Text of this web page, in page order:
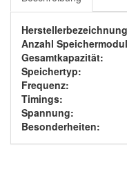
Anzahl
Gesamtkapazität:
Speichertyp:
Frequenz:
Timings:
Spannung:
Besonderheiten: